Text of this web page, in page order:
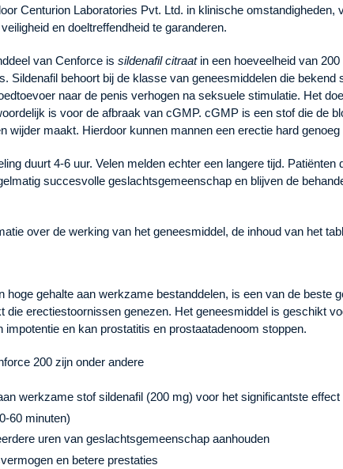
Centurion Laboratories Pvt. Ltd. in klinische omstandigheden,
en doeltreffendheid te garanderen.
van Cenforce is sildenafil citraatin een hoeveelheid van
Sildenafil behoort bij de klasse van geneesmiddelen die bekend
naar de penis verhogen na seksuele stimulatie. Het
is voor de afbraak van cGMP. cGMP is een stof die de
wijder maakt. Hierdoor kunnen mannen een erectie hard
duurt 4-6 uur. Velen melden echter een langere tijd. Patiënten
succesvolle geslachtsgemeenschap en blijven de
over de werking van het geneesmiddel, de inhoud van het
hoge gehalte aan werkzame bestanddelen, is een van de beste
die erectiestoornissen genezen. Het geneesmiddel is geschikt
impotentie en kan prostatitis en prostaatadenoom stoppen.
200 zijn onder andere
werkzame stof sildenafil (200 mg) voor het significantste effect
60 minuten)
uren van geslachtsgemeenschap aanhouden
en betere prestaties